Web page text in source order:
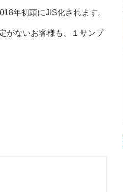
年初頭にJIS化されます。
がないお客様も、１サンプ